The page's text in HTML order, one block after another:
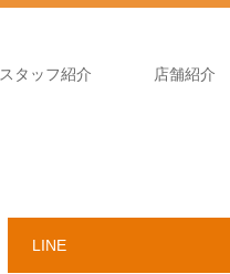
スタッフ紹介 店舗紹介
LINE